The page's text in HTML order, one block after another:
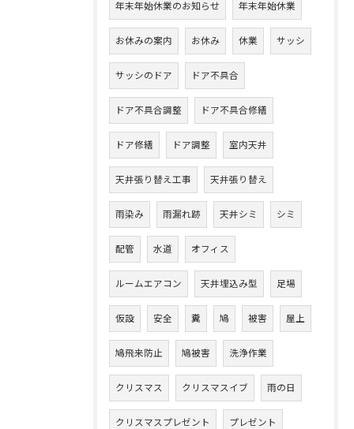
年末年始休業のお知らせ 年末年始休業
お休みの案内 お休み 休業 サッシ
サッシのドア ドア不具合
ドア不具合調整 ドア不具合修繕
ドア修繕 ドア調整 室内天井
天井張り替え工事 天井張り替え
雨染み 雨漏れ跡 天井シミ シミ
配管 水道 オフィス
ルームエアコン 天井埋込み型 足場
仮設 安全 糞 鳩 被害 屋上
鳩飛来防止 鳩被害 洗浄作業
クリスマス クリスマスイブ 雨の日
クリスマスプレゼント プレゼント